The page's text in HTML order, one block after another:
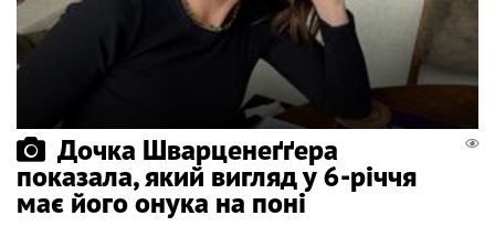
Дочка Шварценеґґера
показала, який вигляд у 6-річчя
має його онука на поні